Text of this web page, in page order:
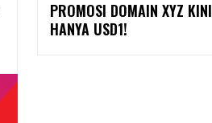
PROMOSI DOMAIN XYZ KINI
HANYA USD1!